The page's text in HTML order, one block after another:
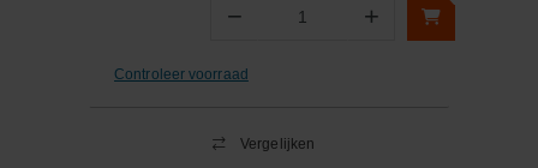
− Aantal +
Controleer voorraad
Vergelijken